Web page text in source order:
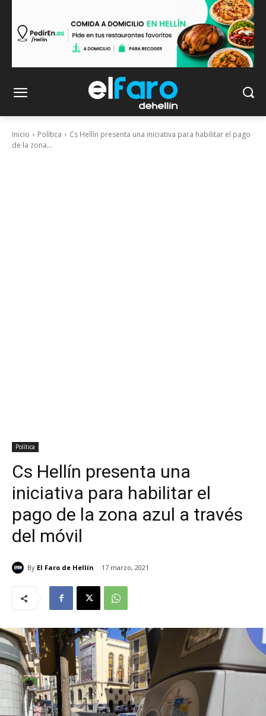
Inicio Política
Cs Hellín presenta una iniciativa para habilitar el pago
de la zona...
Política
Cs Hellín presenta una
iniciativa para habilitar el
pago de la zona azul a través
del móvil
By El Faro de Hellín 17 marzo, 2021